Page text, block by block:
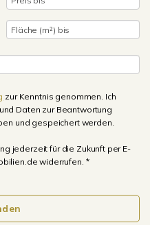
zur Kenntnis genommen. Ich
Daten zur Beantwortung
und gespeichert werden.
jederzeit für die Zukunft per E-
widerrufen. *